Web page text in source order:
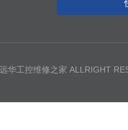
华工控维修之家 ALLRIGHT